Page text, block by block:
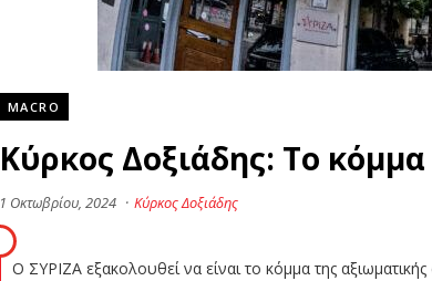
MACRO
Κύρκος Δοξιάδης: Το
1 Οκτωβρίου, 2024 · Κύρκος Δοξιάδης
Ο ΣΥΡΙΖΑ εξακολουθεί να είναι το κόμμα της